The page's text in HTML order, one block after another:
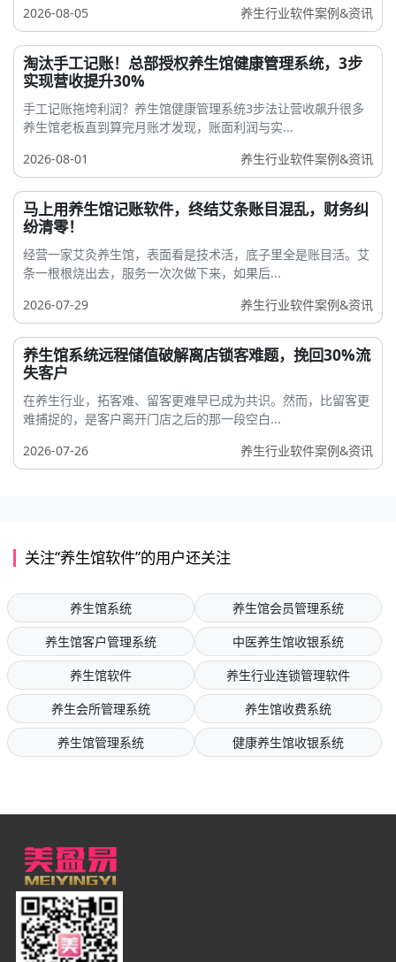
2026-08-05
养生行业软件案例&资讯
淘汰手工记账！总部授权养生馆健康管理系统，3步
实现营收提升30%
手工记账拖垮利润？养生馆健康管理系统3步法让营收飙升很多
养生馆老板直到算完月账才发现，账面利润与实...
2026-08-01
养生行业软件案例&资讯
马上用养生馆记账软件，终结艾条账目混乱，财务纠
纷清零！
经营一家艾灸养生馆，表面看是技术活，底子里全是账目活。艾
条一根根烧出去，服务一次次做下来，如果后...
2026-07-29
养生行业软件案例&资讯
养生馆系统远程储值破解离店锁客难题，挽回30%流
失客户
在养生行业，拓客难、留客更难早已成为共识。然而，比留客更
难捕捉的，是客户离开门店之后的那一段空白...
2026-07-26
养生行业软件案例&资讯
关注“养生馆软件”的用户还关注
养生馆系统
养生馆会员管理系统
养生馆客户管理系统
中医养生馆收银系统
养生馆软件
养生行业连锁管理软件
养生会所管理系统
养生馆收费系统
养生馆管理系统
健康养生馆收银系统